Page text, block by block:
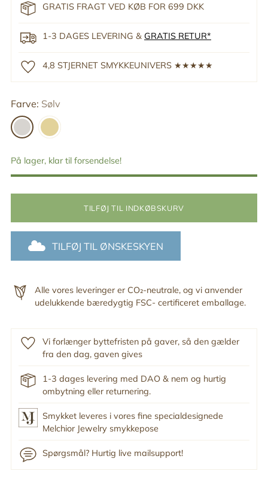
GRATIS FRAGT VED KØB FOR 699 DKK
1-3 DAGES LEVERING & GRATIS RETUR*
4,8 STJERNET SMYKKEUNIVERS ★★★★★
Farve: Sølv
På lager, klar til forsendelse!
TILFØJ TIL INDKØBSKURV
TILFØJ TIL ØNSKESKYEN
Alle vores leveringer er CO₂-neutrale, og vi anvender
udelukkende bæredygtig FSC- certificeret emballage.
Vi forlænger byttefristen på gaver, så den gælder
fra den dag, gaven gives
1-3 dages levering med DAO & nem og hurtig
ombytning eller returnering.
Smykket leveres i vores fine specialdesignede
Melchior Jewelry smykkepose
Spørgsmål? Hurtig live mailsupport!